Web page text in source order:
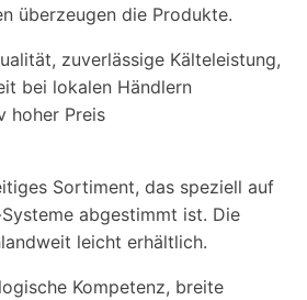
überzeugen die Produkte.
zuverlässige Kälteleistung,
bei lokalen Händlern
hoher Preis
Sortiment, das speziell auf
abgestimmt ist. Die
leicht erhältlich.
Kompetenz, breite